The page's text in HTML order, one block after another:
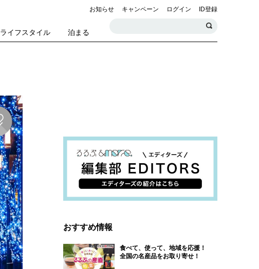
お知らせ キャンペーン ログイン ID登録
ライフスタイル 泊まる
おすすめ情報
食べて、使って、地域を応援！
全国の名産品をお取り寄せ！